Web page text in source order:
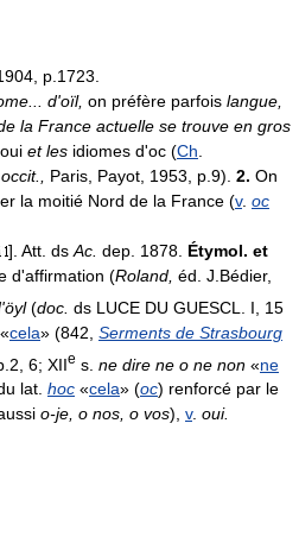
p.1723.
d'oïl, on préfère parfois langue,
la France actuelle se trouve en gros
et les idiomes d'oc (Ch
Paris, Payot, 1953, p.9). 2. On
la moitié Nord de la France (v. oc
]. Att. ds Ac. dep. 1878. Étymol. et
d'affirmation (Roland, éd. J.Bédier,
(doc. ds LUCE DU GUESCL. I, 15
«cela» (842, Serments de Strasbourg
6; XIIe s. ne dire ne o ne non «ne
lat. hoc «cela» (oc) renforcé par le
o-je, o nos, o vos), v. oui.